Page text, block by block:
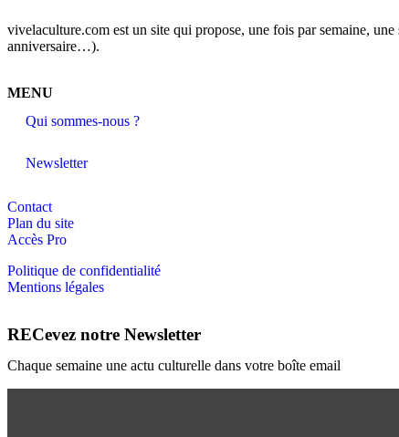
vivelaculture.com est un site qui propose, une fois par semaine,
anniversaire…).
MENU
Qui sommes-nous ?
Newsletter
Contact
Plan du site
Accès Pro
Politique de confidentialité
Mentions légales
RECevez notre Newsletter
Chaque semaine une actu culturelle dans votre boîte email